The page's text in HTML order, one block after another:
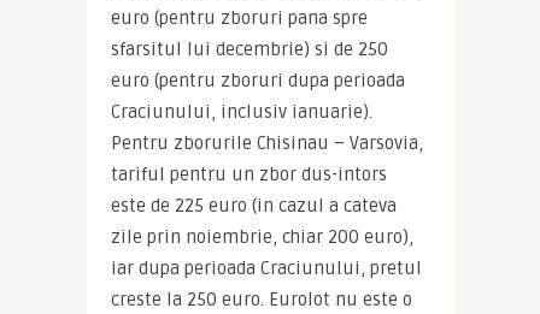
euro (pentru zboruri pana spre
sfarsitul lui decembrie) si de 250
euro (pentru zboruri dupa perioada
Craciunului, inclusiv ianuarie).
Pentru zborurile Chisinau – Varsovia,
tariful pentru un zbor dus-intors
este de 225 euro (in cazul a cateva
zile prin noiembrie, chiar 200 euro),
iar dupa perioada Craciunului, pretul
creste la 250 euro. Eurolot nu este o